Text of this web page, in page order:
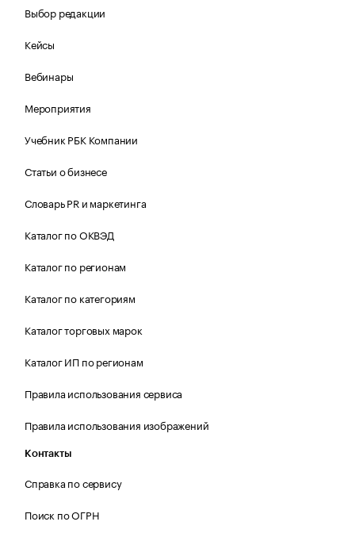
Выбор редакции
Кейсы
Вебинары
Мероприятия
Учебник РБК Компании
Статьи о бизнесе
Словарь PR и маркетинга
Каталог по ОКВЭД
Каталог по регионам
Каталог по категориям
Каталог торговых марок
Каталог ИП по регионам
Правила использования сервиса
Правила использования изображений
Контакты
Справка по сервису
Поиск по ОГРН